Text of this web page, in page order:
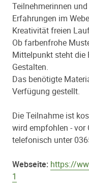
Teilnehmerinnen
Erfahrungen im
Kreativität freien
Ob farbenfrohe
Mittelpunkt steht die
Gestalten.
Das benötigte
Verfügung gestellt.
Die Teilnahme ist
wird empfohlen - vor
telefonisch unter
Webseite: https://
1